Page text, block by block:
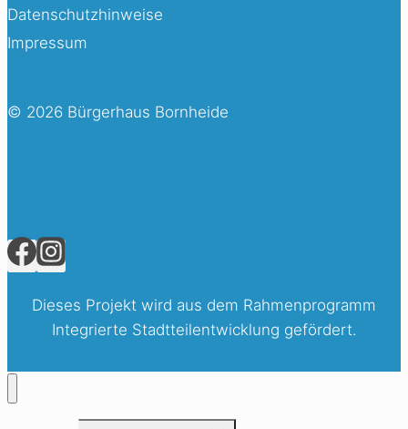
Datenschutzhinweise
Impressum
© 2026 Bürgerhaus Bornheide
Dieses Projekt wird aus dem Rahmenprogramm
Integrierte Stadtteilentwicklung gefördert.